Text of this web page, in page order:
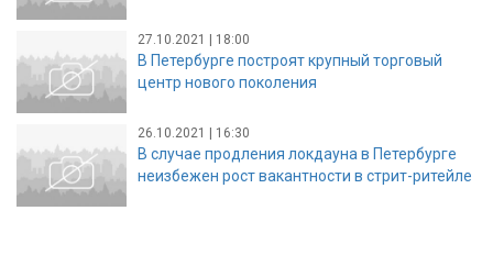
27.10.2021 | 18:00
В Петербурге построят крупный торговый
центр нового поколения
26.10.2021 | 16:30
В случае продления локдауна в Петербурге
неизбежен рост вакантности в стрит-ритейле